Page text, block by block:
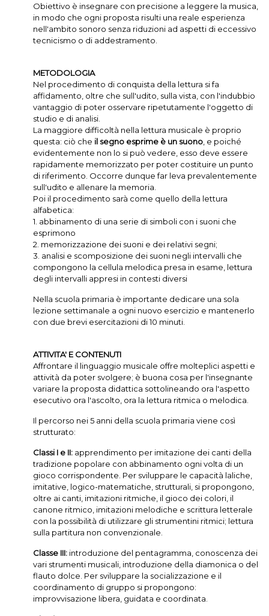
Obiettivo è insegnare con precisione a leggere la musica,
in modo che ogni proposta risulti una reale esperienza
nell'ambito sonoro senza riduzioni ad aspetti di eccessivo
tecnicismo o di addestramento.
METODOLOGIA
Nel procedimento di conquista della lettura si fa
affidamento, oltre che sull'udito, sulla vista, con l'indubbio
vantaggio di poter osservare ripetutamente l'oggetto di
studio e di analisi.
La maggiore difficoltà nella lettura musicale è proprio
questa: ciò che il segno esprime è un suono, e poiché
evidentemente non lo si può vedere, esso deve essere
rapidamente memorizzato per poter costituire un punto
di riferimento. Occorre dunque far leva prevalentemente
sull'udito e allenare la memoria.
Poi il procedimento sarà come quello della lettura
alfabetica:
1. abbinamento di una serie di simboli con i suoni che
esprimono
2. memorizzazione dei suoni e dei relativi segni;
3. analisi e scomposizione dei suoni negli intervalli che
compongono la cellula melodica presa in esame, lettura
degli intervalli appresi in contesti diversi
Nella scuola primaria è importante dedicare una sola
lezione settimanale a ogni nuovo esercizio e mantenerlo
con due brevi esercitazioni di 10 minuti.
ATTIVITA' E CONTENUTI
Affrontare il linguaggio musicale offre molteplici aspetti e
attività da poter svolgere; è buona cosa per l'insegnante
variare la proposta didattica sottolineando ora l'aspetto
esecutivo ora l'ascolto, ora la lettura ritmica o melodica.
Il percorso nei 5 anni della scuola primaria viene così
strutturato:
Classi I e II: apprendimento per imitazione dei canti della
tradizione popolare con abbinamento ogni volta di un
gioco corrispondente. Per sviluppare le capacità laliche,
imitative, logico-matematiche, strutturali, si propongono,
oltre ai canti, imitazioni ritmiche, il gioco dei colori, il
canone ritmico, imitazioni melodiche e scrittura letterale
con la possibilità di utilizzare gli strumentini ritmici; lettura
sulla partitura non convenzionale.
Classe III: introduzione del pentagramma, conoscenza dei
vari strumenti musicali, introduzione della diamonica o del
flauto dolce. Per sviluppare la socializzazione e il
coordinamento di gruppo si propongono:
improvvisazione libera, guidata e coordinata.